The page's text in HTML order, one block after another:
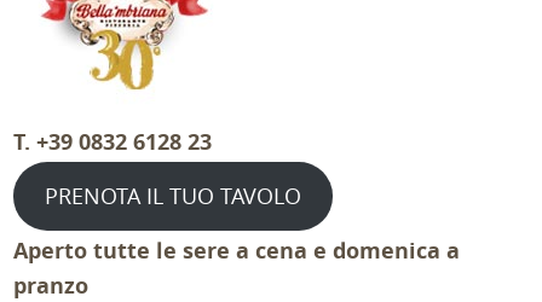
T. +39 0832 6128 23
PRENOTA IL TUO TAVOLO
Aperto tutte le sere a cena e domenica a
pranzo